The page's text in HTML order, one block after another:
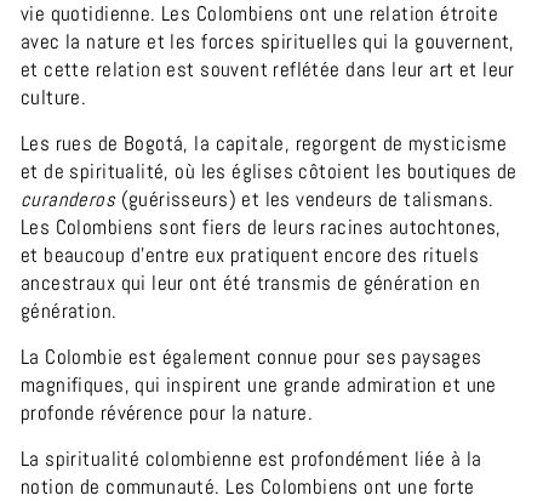
vie quotidienne. Les Colombiens ont une relation étroite
avec la nature et les forces spirituelles qui la gouvernent,
et cette relation est souvent reflétée dans leur art et leur
culture.
Les rues de Bogotá, la capitale, regorgent de mysticisme
et de spiritualité, où les églises côtoient les boutiques de
curanderos(guérisseurs) et les vendeurs de talismans.
Les Colombiens sont fiers de leurs racines autochtones,
et beaucoup d'entre eux pratiquent encore des rituels
ancestraux qui leur ont été transmis de génération en
génération.
La Colombie est également connue pour ses paysages
magnifiques, qui inspirent une grande admiration et une
profonde révérence pour la nature.
La spiritualité colombienne est profondément liée à la
notion de communauté. Les Colombiens ont une forte